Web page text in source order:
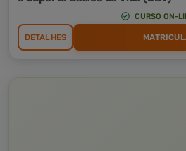
CURSO ON-
DETALHES